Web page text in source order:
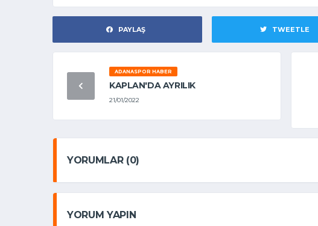
PAYLAŞ TWEETLE
ADANASPOR HABER
KAPLAN'DA AYRILIK
21/01/2022
YORUMLAR (0)
YORUM YAPIN